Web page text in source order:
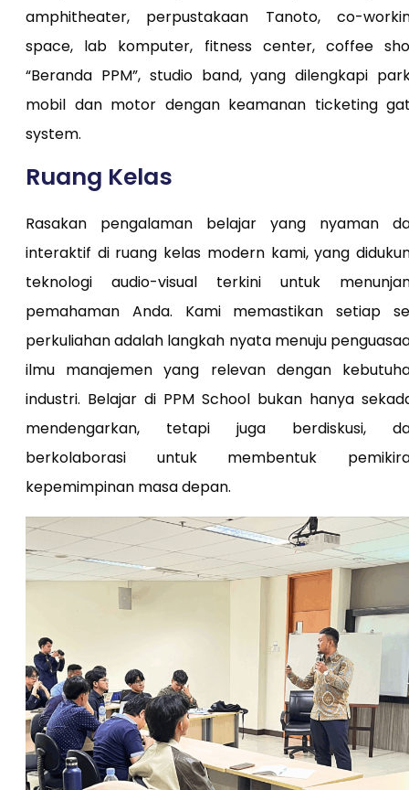
amphitheater, perpustakaan Tanoto, co-
space, lab komputer, fitness center, coffee
“Beranda PPM”, studio band, yang dilengkapi
mobil dan motor dengan keamanan ticketing
system.
Ruang Kelas
Rasakan pengalaman belajar yang nyaman
interaktif di ruang kelas modern kami, yang
teknologi audio-visual terkini untuk
pemahaman Anda. Kami memastikan setiap
perkuliahan adalah langkah nyata menuju
ilmu manajemen yang relevan dengan
industri. Belajar di PPM School bukan hanya
mendengarkan, tetapi juga berdiskusi,
berkolaborasi untuk membentuk
kepemimpinan masa depan.